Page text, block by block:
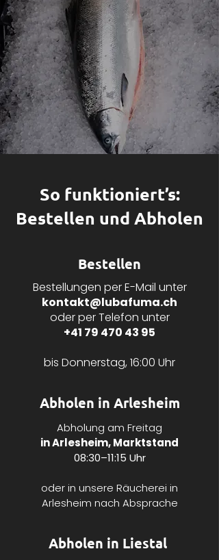
So funktioniert’s:
Bestellen und Abholen
Bestellen
Bestellungen per E-Mail unter
kontakt@lubafuma.ch
oder per Telefon unter
+41 79 470 43 95
bis Donnerstag, 16:00 Uhr
Abholen in Arlesheim
Abholung am Freitag
in Arlesheim, Marktstand
08:30–11:15 Uhr
oder in unsere Räucherei in
Arlesheim nach Absprache
Abholen in Liestal